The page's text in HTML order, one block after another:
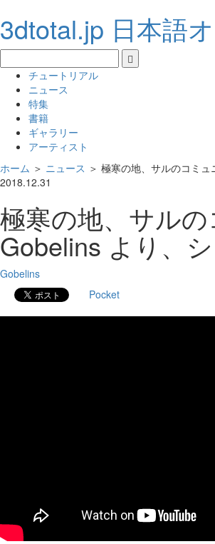
3dtotal.jp 日本語
チュートリアル
ニュース
特集
書籍
ギャラリー
アーティスト
ホーム ＞ ニュース ＞ 極寒の地、サルのコミュ
2018.12.31
極寒の地、サル
Gobelins より、
Gobelins
Pocket